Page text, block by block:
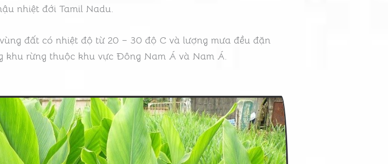
nhiệt đới Tamil Nadu.
đất có nhiệt độ từ 20 – 30 độ C và lượng mưa đều đặn
khu rừng thuộc khu vực Đông Nam Á và Nam Á.